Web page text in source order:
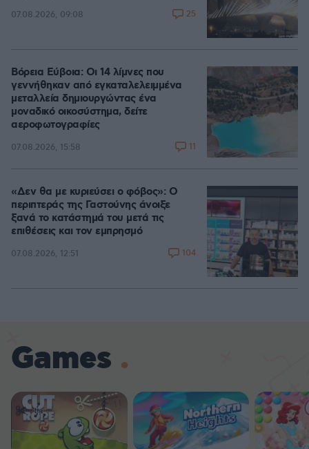
07.08.2026, 09:08 25
Βόρεια Εύβοια: Οι 14 λίμνες που
γεννήθηκαν από εγκαταλελειμμένα
μεταλλεία δημιουργώντας ένα
μοναδικό οικοσύστημα, δείτε
αεροφωτογραφίες
07.08.2026, 15:58 11
«Δεν θα με κυριεύσει ο φόβος»: Ο
περιπτεράς της Γαστούνης άνοιξε
ξανά το κατάστημά του μετά τις
επιθέσεις και τον εμπρησμό
07.08.2026, 12:51 104
Games